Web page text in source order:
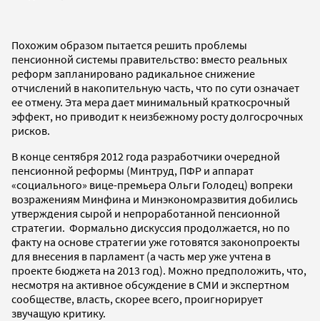
Похожим образом пытается решить проблемы
пенсионной системы правительство: вместо реальных
реформ запланировано радикальное снижение
отчислений в накопительную часть, что по сути означает
ее отмену. Эта мера дает минимальный краткосрочный
эффект, но приводит к неизбежному росту долгосрочных
рисков.
В конце сентября 2012 года разработчики очередной
пенсионной реформы (Минтруд, ПФР и аппарат
«социального» вице-премьера Ольги Голодец) вопреки
возражениям Минфина и Минэкономразвития добились
утверждения сырой и непроработанной пенсионной
стратегии. Формально дискуссия продолжается, но по
факту на основе стратегии уже готовятся законопроекты
для внесения в парламент (а часть мер уже учтена в
проекте бюджета на 2013 год). Можно предположить, что,
несмотря на активное обсуждение в СМИ и экспертном
сообществе, власть, скорее всего, проигнорирует
звучащую критику.